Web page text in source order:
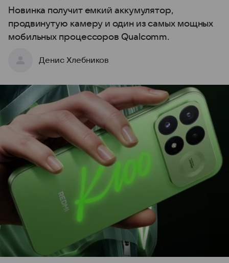
Новинка получит емкий аккумулятор,
продвинутую камеру и один из самых мощных
мобильных процессоров Qualcomm.
Денис Хлебников